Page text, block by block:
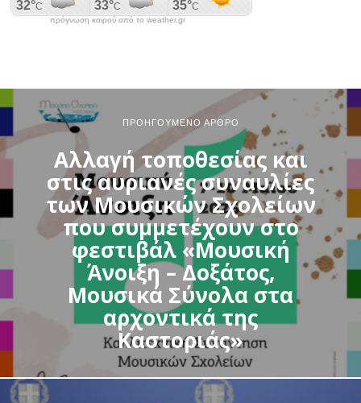
πρόγνωση καιρού από το weather.gr
ΠΡΟΗΓΟΎΜΕΝΟ ΆΡΘΡΟ
Αλλαγή τοποθεσίας και
στις αυριανές συναυλίες
των Μουσικών Σχολείων
που συμμετέχουν στο
φεστιβάλ «Μουσική
Άνοιξη – Δοξάτος,
Μουσικά Σύνολα στα
αρχοντικά της
Καστοριάς»